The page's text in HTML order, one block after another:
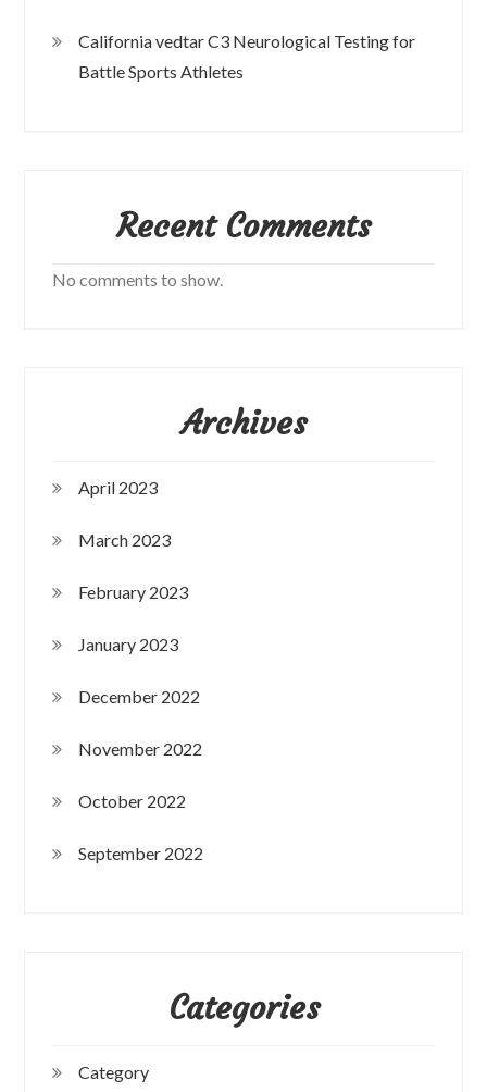
California vedtar C3 Neurological Testing for
Battle Sports Athletes
Recent Comments
No comments to show.
Archives
April 2023
March 2023
February 2023
January 2023
December 2022
November 2022
October 2022
September 2022
Categories
Category